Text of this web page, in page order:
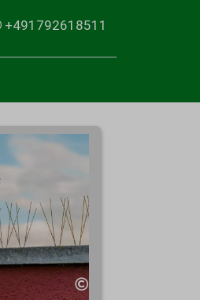
+491792618511